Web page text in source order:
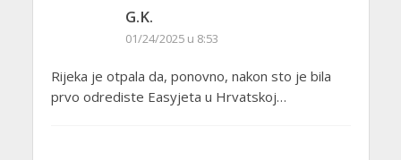
G.K.
01/24/2025 u 8:53
Rijeka je otpala da, ponovno, nakon sto je bila
prvo odrediste Easyjeta u Hrvatskoj…